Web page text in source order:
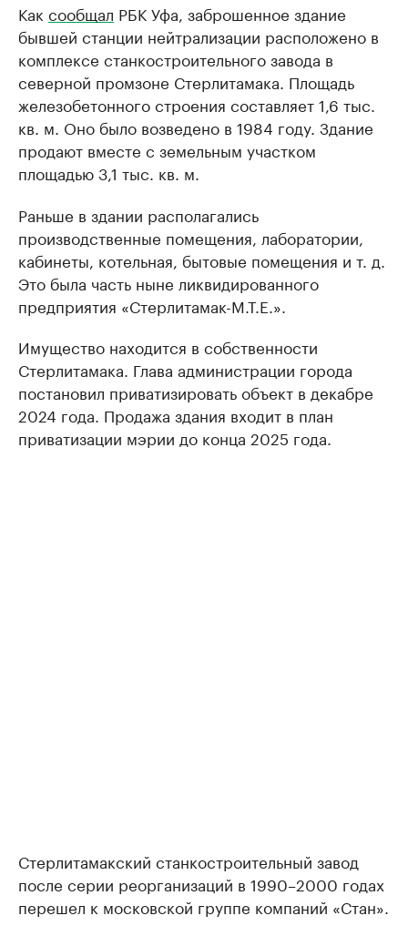
Как сообщал РБК Уфа, заброшенное здание
бывшей станции нейтрализации расположено в
комплексе станкостроительного завода в
северной промзоне Стерлитамака. Площадь
железобетонного строения составляет 1,6 тыс.
кв. м. Оно было возведено в 1984 году. Здание
продают вместе с земельным участком
площадью 3,1 тыс. кв. м.
Раньше в здании располагались
производственные помещения, лаборатории,
кабинеты, котельная, бытовые помещения и т. д.
Это была часть ныне ликвидированного
предприятия «Стерлитамак-М.Т.Е.».
Имущество находится в собственности
Стерлитамака. Глава администрации города
постановил приватизировать объект в декабре
2024 года. Продажа здания входит в план
приватизации мэрии до конца 2025 года.
Стерлитамакский станкостроительный завод
после серии реорганизаций в 1990–2000 годах
перешел к московской группе компаний «Стан».